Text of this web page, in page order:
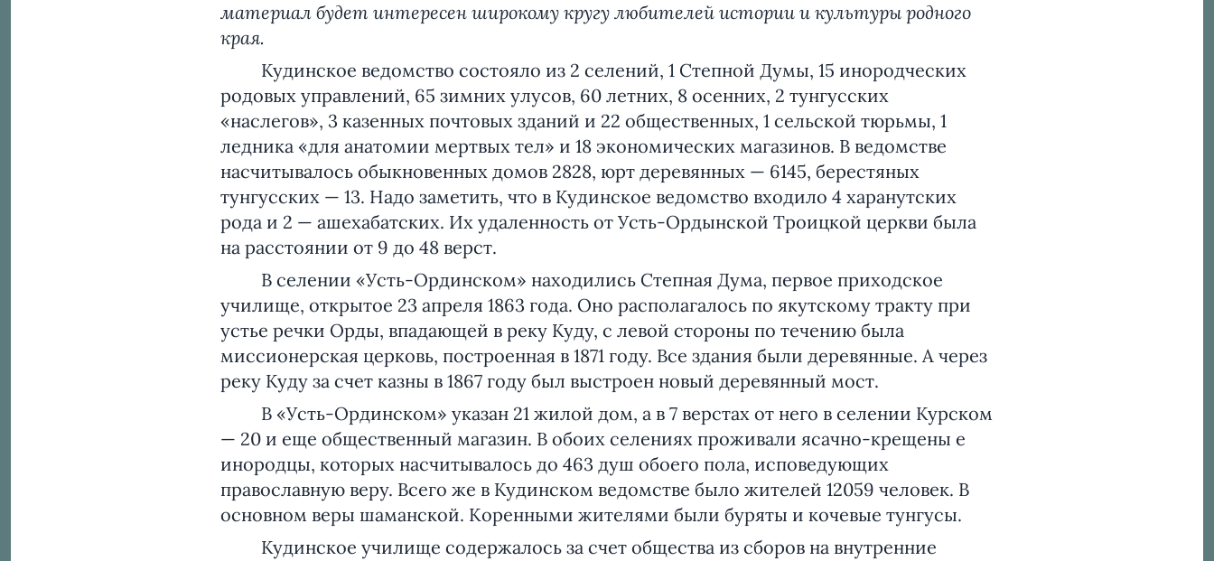
материал будет интересен широкому кругу любителей истории и культуры родного
края.
Кудинское ведомство состояло из 2 селений, 1 Степной Думы, 15 инородческих
родовых управлений, 65 зимних улусов, 60 летних, 8 осенних, 2 тунгусских
«наслегов», 3 казенных почтовых зданий и 22 общественных, 1 сельской тюрьмы, 1
ледника «для анатомии мертвых тел» и 18 экономических магазинов. В ведомстве
насчитывалось обыкновенных домов 2828, юрт деревянных — 6145, берестяных
тунгусских — 13. Надо заметить, что в Кудинское ведомство входило 4 харанутских
рода и 2 — ашехабатских. Их удаленность от Усть-Ордынской Троицкой церкви была
на расстоянии от 9 до 48 верст.
В селении «Усть-Ординском» находились Степная Дума, первое приходское
училище, открытое 23 апреля 1863 года. Оно располагалось по якутскому тракту при
устье речки Орды, впадающей в реку Куду, с левой стороны по течению была
миссионерская церковь, построенная в 1871 году. Все здания были деревянные. А через
реку Куду за счет казны в 1867 году был выстроен новый деревянный мост.
В «Усть-Ординском» указан 21 жилой дом, а в 7 верстах от него в селении Курском
— 20 и еще общественный магазин. В обоих селениях проживали ясачно-крещены е
инородцы, которых насчитывалось до 463 душ обоего пола, исповедующих
православную веру. Всего же в Кудинском ведомстве было жителей 12059 человек. В
основном веры шаманской. Коренными жителями были буряты и кочевые тунгусы.
Кудинское училище содержалось за счет общества из сборов на внутренние